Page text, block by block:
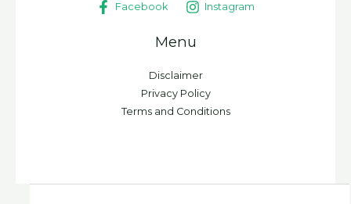
Facebook Instagram
Menu
Disclaimer
Privacy Policy
Terms and Conditions